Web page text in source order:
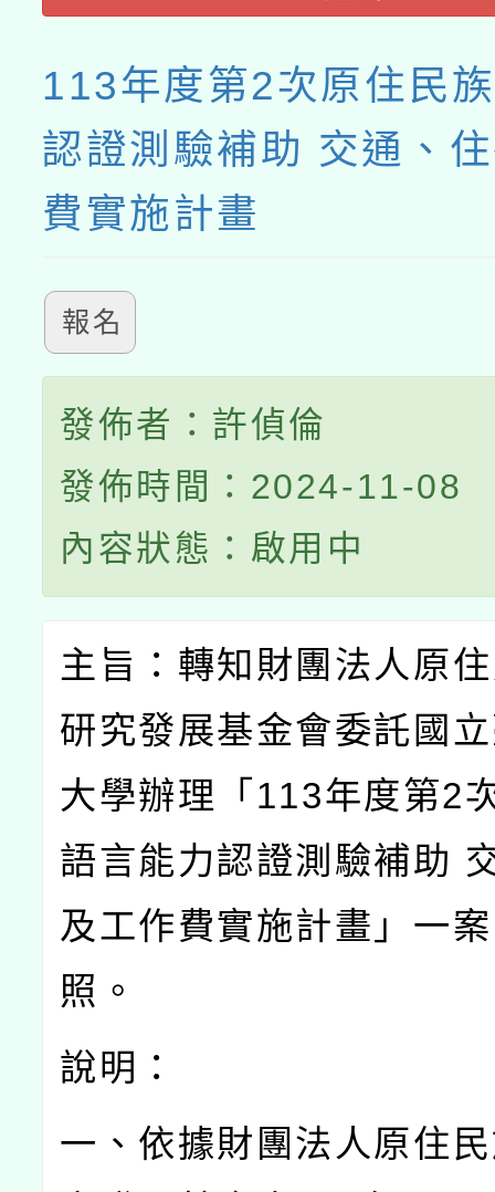
113年度第2次原住民
認證測驗補助 交通、
費實施計畫
報名
發佈者：許偵倫
發佈時間：2024-11-08
內容狀態：啟用中
主旨：轉知財團法人原
研究發展基金會委託國
大學辦理「 113年度第2
語言能力認證測驗補助
及工作費實施計畫」一
照。
說明：
一、依據財團法人原住